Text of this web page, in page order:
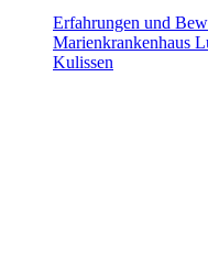
Erfahrungen und
Marienkrankenhaus
Kulissen